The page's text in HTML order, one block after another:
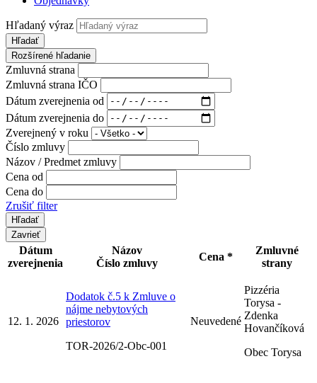
Hľadaný výraz
Hľadať
Rozšírené hľadanie
Zmluvná strana
Zmluvná strana IČO
Dátum zverejnenia od
Dátum zverejnenia do
Zverejnený v roku
Číslo zmluvy
Názov / Predmet zmluvy
Cena od
Cena do
Zrušiť filter
Zavrieť
Dátum
zverejnenia
Názov
Číslo zmluvy
Cena *
Zmluvné
strany
12. 1. 2026
Dodatok č.5 k Zmluve o
nájme nebytových
priestorov
TOR-2026/2-Obc-001
Neuvedené
Pizzéria
Torysa -
Zdenka
Hovančíková
Obec Torysa